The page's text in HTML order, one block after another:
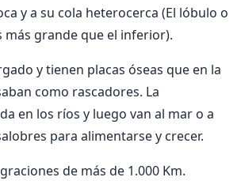
y a su cola heterocerca (El lóbulo o
más grande que el inferior).
y tienen placas óseas que en la
como rascadores. La
en los ríos y luego van al mar o a
para alimentarse y crecer.
de más de 1.000 Km.